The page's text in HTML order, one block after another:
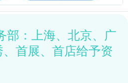
部：上海、北京、广
首展、首店给予资